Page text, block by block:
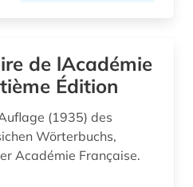
luxemburger literaturarchiv (1)
medienwissenschaft (16)
de lAcadémie
Édition
(1935) des
Wörterbuchs,
Académie Française.